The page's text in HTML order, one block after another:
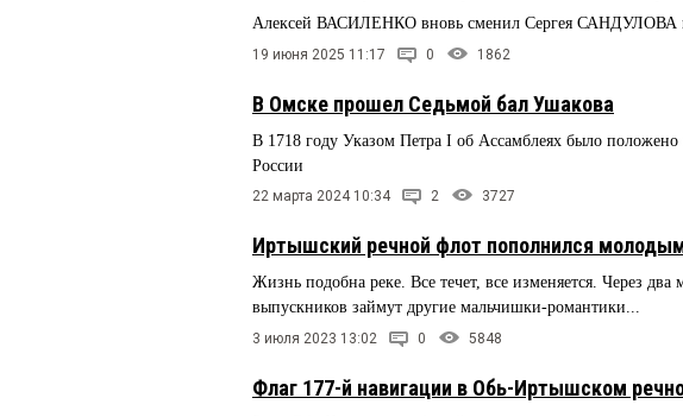
Алексей ВАСИЛЕНКО вновь сменил Сергея САНДУЛОВА
19 июня 2025 11:17 0 1862
В Омске прошел Седьмой бал Ушакова
В 1718 году Указом Петра I об Ассамблеях было
России
22 марта 2024 10:34 2 3727
Иртышский речной флот пополнился
Жизнь подобна реке. Все течет, все изменяется. Через два
выпускников займут другие мальчишки-романтики...
3 июля 2023 13:02 0 5848
Флаг 177-й навигации в Обь-Иртышском